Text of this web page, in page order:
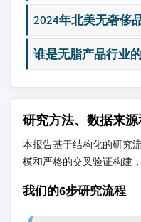
2024年北美无奢侈
谁是无脂产品行业
研究方法、数据来
本报告基于结构化的研究
模和严格的交叉验证构建
我们的6步研究流程